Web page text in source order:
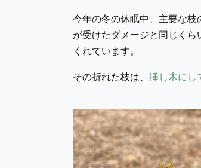
今年の冬の休眠中、主要な
が受けたダメージと同じく
くれています。
その折れた枝は、 挿し木にし